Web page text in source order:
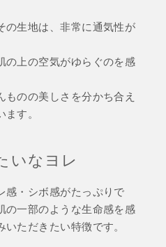
の生地は、非常に通気性が
の上の空気がゆらぐのを感
ものの美しさを分かち合え
す。
いなヨレ
感・シボ感がたっぷりで
の一部のような生命感を感
ただきたい特徴です。